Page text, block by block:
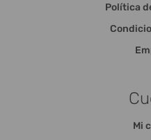
Política
Mi